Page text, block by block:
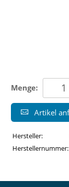
Menge:
Artikel
Hersteller:
Herstellernummer: